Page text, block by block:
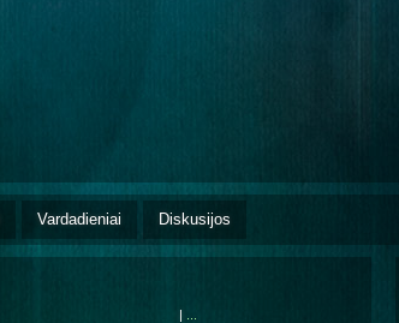
Vardadieniai Diskusijos
|